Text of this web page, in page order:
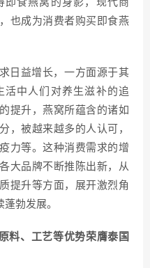
即食燕窝的身影，现代商
也成为消费者购买即食燕
日益增长，一方面源于其
活中人们对养生滋补的追
提升，燕窝所蕴含的诸如
，被越来越多的人认可，
力等。这种消费需求的增
大品牌不断推陈出新，从
提升等方面，展开激烈角
勃发展。
料、工艺等优势荣膺泰国